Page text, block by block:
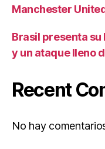
Manchester
Brasil presenta
y un ataque lleno
Recent
No hay